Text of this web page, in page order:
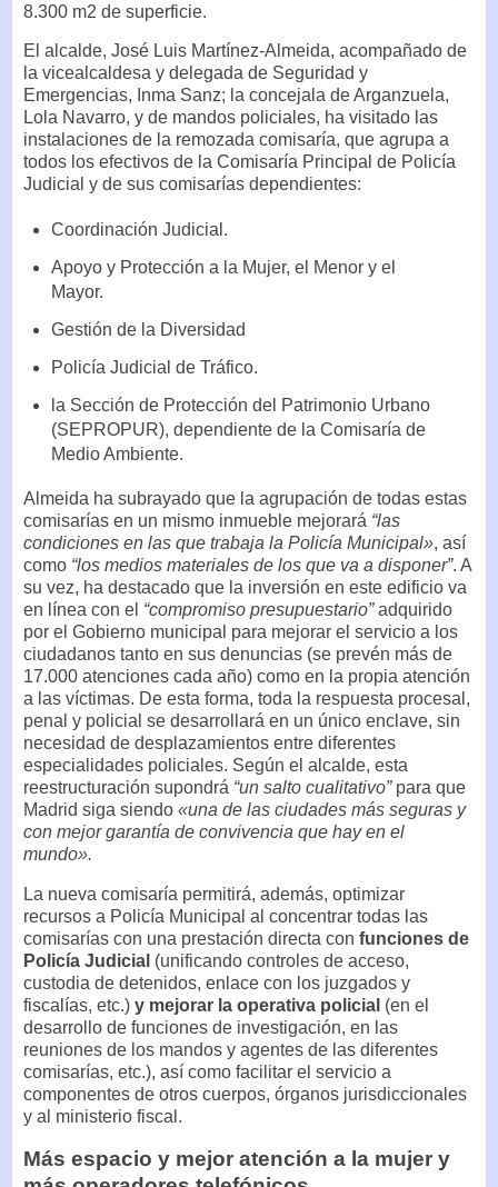
8.300 m2 de superficie.
El alcalde, José Luis Martínez-Almeida, acompañado de
la vicealcaldesa y delegada de Seguridad y
Emergencias, Inma Sanz; la concejala de Arganzuela,
Lola Navarro, y de mandos policiales, ha visitado las
instalaciones de la remozada comisaría, que agrupa a
todos los efectivos de la Comisaría Principal de Policía
Judicial y de sus comisarías dependientes:
Coordinación Judicial.
Apoyo y Protección a la Mujer, el Menor y el
Mayor.
Gestión de la Diversidad
Policía Judicial de Tráfico.
la Sección de Protección del Patrimonio Urbano
(SEPROPUR), dependiente de la Comisaría de
Medio Ambiente.
Almeida ha subrayado que la agrupación de todas estas
comisarías en un mismo inmueble mejorará “las
condiciones en las que trabaja la Policía Municipal», así
como “los medios materiales de los que va a disponer”. A
su vez, ha destacado que la inversión en este edificio va
en línea con el “compromiso presupuestario”adquirido
por el Gobierno municipal para mejorar el servicio a los
ciudadanos tanto en sus denuncias (se prevén más de
17.000 atenciones cada año) como en la propia atención
a las víctimas. De esta forma, toda la respuesta procesal,
penal y policial se desarrollará en un único enclave, sin
necesidad de desplazamientos entre diferentes
especialidades policiales. Según el alcalde, esta
reestructuración supondrá “un salto cualitativo” para que
Madrid siga siendo «una de las ciudades más seguras y
con mejor garantía de convivencia que hay en el
mundo».
La nueva comisaría permitirá, además, optimizar
recursos a Policía Municipal al concentrar todas las
comisarías con una prestación directa con funciones de
Policía Judicial (unificando controles de acceso,
custodia de detenidos, enlace con los juzgados y
fiscalías, etc.) y mejorar la operativa policial (en el
desarrollo de funciones de investigación, en las
reuniones de los mandos y agentes de las diferentes
comisarías, etc.), así como facilitar el servicio a
componentes de otros cuerpos, órganos jurisdiccionales
y al ministerio fiscal.
Más espacio y mejor atención a la mujer y